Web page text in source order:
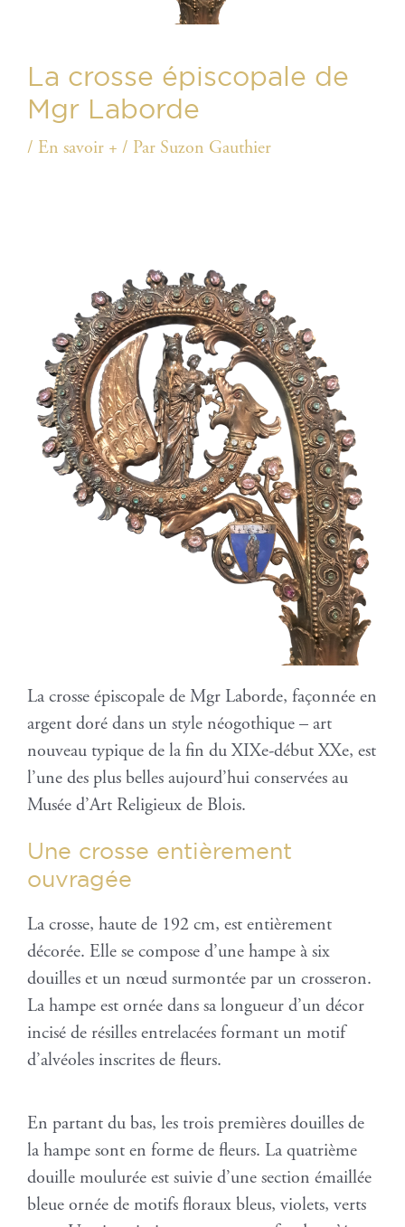
La crosse épiscopale de
Mgr Laborde
/ En savoir + / Par Suzon Gauthier
La crosse épiscopale de Mgr Laborde, façonnée en
argent doré dans un style néogothique – art
nouveau typique de la fin du XIXe-début XXe, est
l’une des plus belles aujourd’hui conservées au
Musée d’Art Religieux de Blois.
Une crosse entièrement
ouvragée
La crosse, haute de 192 cm, est entièrement
décorée. Elle se compose d’une hampe à six
douilles et un nœud surmontée par un crosseron.
La hampe est ornée dans sa longueur d’un décor
incisé de résilles entrelacées formant un motif
d’alvéoles inscrites de fleurs.
En partant du bas, les trois premières douilles de
la hampe sont en forme de fleurs. La quatrième
douille moulurée est suivie d’une section émaillée
bleue ornée de motifs floraux bleus, violets, verts